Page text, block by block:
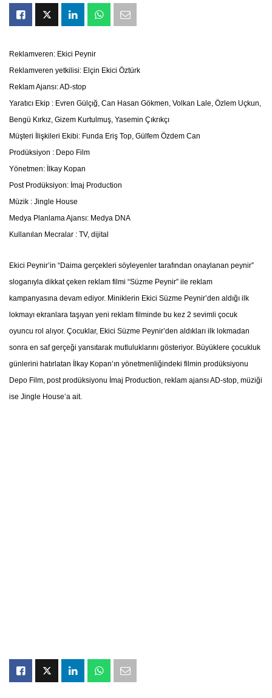
Reklamveren: Ekici Peynir
Reklamveren yetkilisi: Elçin Ekici Öztürk
Reklam Ajansı: AD-stop
Yaratıcı Ekip : Evren Gülçığ, Can Hasan Gökmen, Volkan Lale, Özlem Uçkun,
Bengü Kırkız, Gizem Kurtulmuş, Yasemin Çıkrıkçı
Müşteri İlişkileri Ekibi: Funda Eriş Top, Gülfem Özdem Can
Prodüksiyon : Depo Film
Yönetmen: İlkay Kopan
Post Prodüksiyon: İmaj Production
Müzik : Jingle House
Medya Planlama Ajansı: Medya DNA
Kullanılan Mecralar : TV, dijital
Ekici Peynir’in “Daima gerçekleri söyleyenler tarafından onaylanan peynir”
sloganıyla dikkat çeken reklam filmi “Süzme Peynir” ile reklam
kampanyasına devam ediyor. Miniklerin Ekici Süzme Peynir’den aldığı ilk
lokmayı ekranlara taşıyan yeni reklam filminde bu kez 2 sevimli çocuk
oyuncu rol alıyor. Çocuklar, Ekici Süzme Peynir’den aldıkları ilk lokmadan
sonra en saf gerçeği yansıtarak mutluluklarını gösteriyor. Büyüklere çocukluk
günlerini hatırlatan İlkay Kopan’ın yönetmenliğindeki filmin prodüksiyonu
Depo Film, post prodüksiyonu İmaj Production, reklam ajansı AD-stop, müziği
ise Jingle House’a ait.